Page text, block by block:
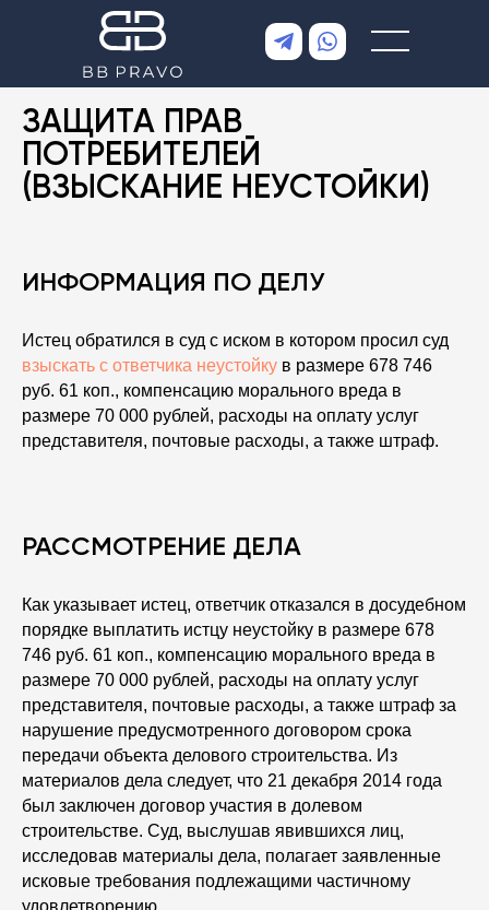
ЗАЩИТА ПРАВ
ПОТРЕБИТЕЛЕЙ
(ВЗЫСКАНИЕ НЕУСТОЙКИ)
ИНФОРМАЦИЯ ПО ДЕЛУ
Истец обратился в суд с иском в котором просил суд
взыскать с ответчика неустойку в размере 678 746
руб. 61 коп., компенсацию морального вреда в
размере 70 000 рублей, расходы на оплату услуг
представителя, почтовые расходы, а также штраф.
РАССМОТРЕНИЕ ДЕЛА
Как указывает истец, ответчик отказался в досудебном
порядке выплатить истцу неустойку в размере 678
746 руб. 61 коп., компенсацию морального вреда в
размере 70 000 рублей, расходы на оплату услуг
представителя, почтовые расходы, а также штраф за
нарушение предусмотренного договором срока
передачи объекта делового строительства. Из
материалов дела следует, что 21 декабря 2014 года
был заключен договор участия в долевом
строительстве. Суд, выслушав явившихся лиц,
исследовав материалы дела, полагает заявленные
исковые требования подлежащими частичному
удовлетворению.